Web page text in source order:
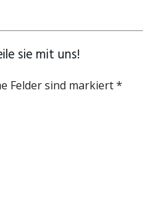
sie mit uns!
Felder sind markiert *